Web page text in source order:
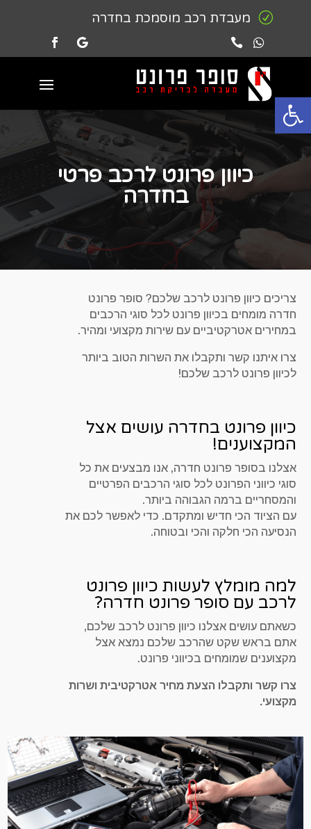
פתח סרגל נגישות
R מעבדת רכב מוסמכת בחדרה


כיוון פרונט לרכב פרטי
בחדרה
צריכים כיוון פרונט לרכב שלכם? סופר פרונט
חדרה מומחים בכיוון פרונט לכל סוגי הרכבים
במחירים אטרקטיביים עם שירות מקצועי ומהיר.
צרו איתנו קשר ותקבלו את השרות הטוב ביותר
לכיוון פרונט לרכב שלכם!
כיוון פרונט בחדרה עושים אצל
המקצוענים!
אצלנו בסופר פרונט חדרה, אנו מבצעים את כל
סוגי כיווני הפרונט לכל סוגי הרכבים הפרטיים
והמסחריים ברמה הגבוהה ביותר.
עם הציוד הכי חדיש ומתקדם. כדי לאפשר לכם את
הנסיעה הכי חלקה והכי ובטוחה.
למה מומלץ לעשות כיוון פרונט
לרכב עם סופר פרונט חדרה?
כשאתם עושים אצלנו כיוון פרונט לרכב שלכם,
אתם בראש שקט שהרכב שלכם נמצא אצל
מקצוענים שמומחים בכיווני פרונט.
צרו קשר ותקבלו הצעת מחיר אטרקטיבית ושרות
מקצועי.